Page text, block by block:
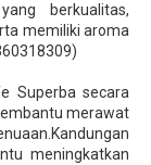
berkualitas,
memiliki aroma
Superba secara
merawat
meningkatkan